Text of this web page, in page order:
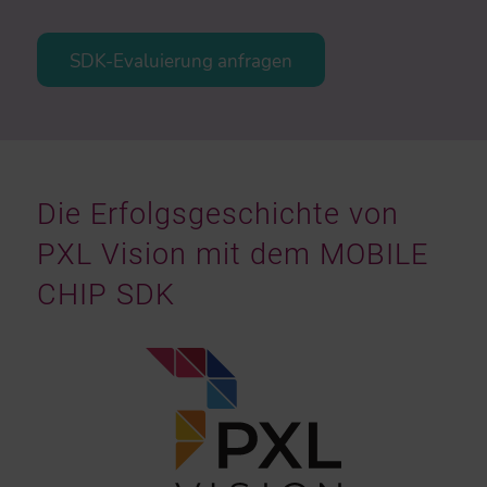
SDK-Evaluierung anfragen
Die Erfolgsgeschichte von
PXL Vision mit dem MOBILE
CHIP SDK